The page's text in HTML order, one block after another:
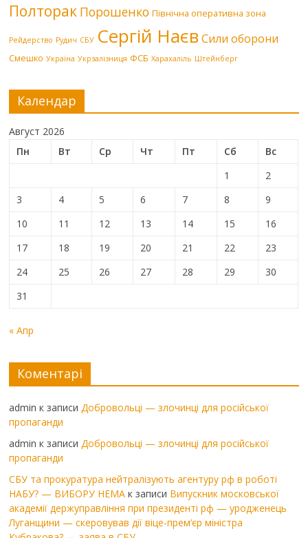
Полторак Порошенко Північна оперативна зона
Рейдерство Рудич СБУ Сергій Наєв Сили оборони
Смешко Україна Укрзалізниця ФСБ Харахаліль Штейнберг
Календар
Август 2026
Пн
Вт Ср Чт Пт Сб
Вс
1
2
3
4 5 6 7 8
9
10
11 12 13 14 15
16
17
18 19 20 21 22
23
24
25 26 27 28 29
30
31
« Апр
Коментарі
admin к записи Добровольці — злочинці для російської
пропаганди
admin к записи Добровольці — злочинці для російської
пропаганди
СБУ та прокуратура нейтралізують агентуру рф в роботі
НАБУ? — ВИБОРУ НЕМА к записи Випускник московської
академії держуправління при президенті рф — уродженець
Луганщини — скеровував дії віце-прем’єр міністра